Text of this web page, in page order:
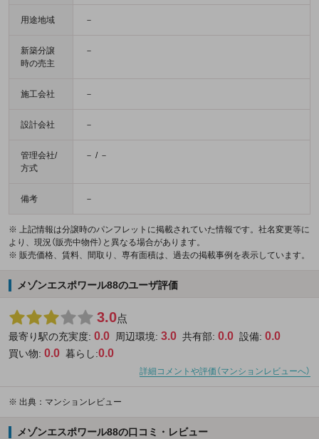
用途地域 －
新築分譲
時の売主
－
施工会社 －
設計会社 －
管理会社/
方式
－ / －
備考 －
※ 上記情報は分譲時のパンフレットに掲載されていた情報です。社名変更等に
より、現況（販売中物件）と異なる場合があります。
※ 販売価格、賃料、間取り、専有面積は、過去の掲載事例を表示しています。
メゾンエスポワール88のユーザ評価
3.0点
最寄り駅の充実度: 0.0 周辺環境: 3.0 共有部: 0.0 設備: 0.0
買い物: 0.0 暮らし:0.0
詳細コメントや評価（マンションレビューへ）
※ 出典：マンションレビュー
メゾンエスポワール88の口コミ・レビュー